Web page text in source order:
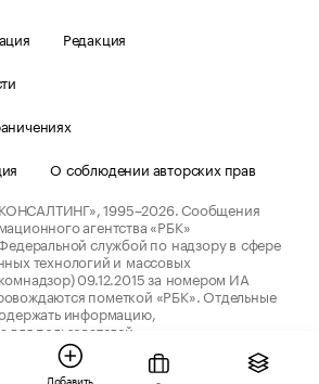
Редакция
О соблюдении авторских прав
1995–2026.Сообщения
агентства «РБК»
службой по надзору в сфере
технологий и массовых
09.12.2015 за номером ИА
пометкой «РБК». Отдельные
информацию,
пользователей
Добавить